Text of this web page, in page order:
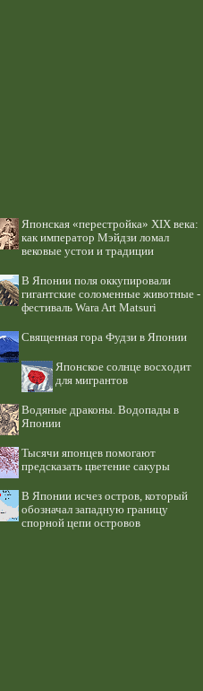
Японская «перестройка» XIX века:
как император Мэйдзи ломал
вековые устои и традиции
В Японии поля оккупировали
гигантские соломенные животные -
фестиваль Wara Art Matsuri
Священная гора Фудзи в Японии
Японское солнце восходит
для мигрантов
Водяные драконы. Водопады в
Японии
Тысячи японцев помогают
предсказать цветение сакуры
В Японии исчез остров, который
обозначал западную границу
спорной цепи островов